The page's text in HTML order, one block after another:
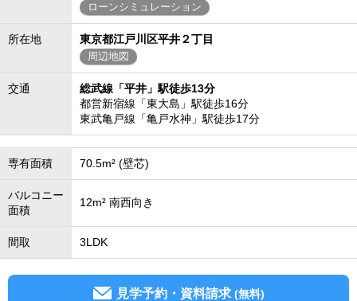
ローンシミュレーション
所在地 東京都江戸川区平井２丁目
周辺地図
交通
総武線「平井」駅徒歩13分
都営新宿線「東大島」駅徒歩16分
東武亀戸線「亀戸水神」駅徒歩17分
専有面積 70.5m² (壁芯)
バルコニー
面積
12m² 南西向き
間取 3LDK
見学予約・資料請求 (無料)